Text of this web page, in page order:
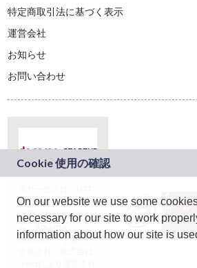
特定商取引法に基づく表示
運営会社
お知らせ
お問い合わせ
ドコモグループの新
規事業創出プログラ
ム「docomo
STARTUP」を通じて
On our website we use some
necessary for our site to work
information about how our site is